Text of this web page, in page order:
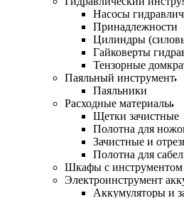
Насосы
Принадлежности
Цилиндры
Гайковерты
Тензорные
Паяльный инструмент
Паяльники
Расходные материалы
Щетки зачистные
Полотна для
Зачистные и
Полотна для
Шкафы с инструментом
Электроинструмент
Аккумуляторы и